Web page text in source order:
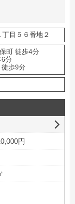
ジナルサイト
目５６番地２
町 徒歩4分
6分
歩9分
円